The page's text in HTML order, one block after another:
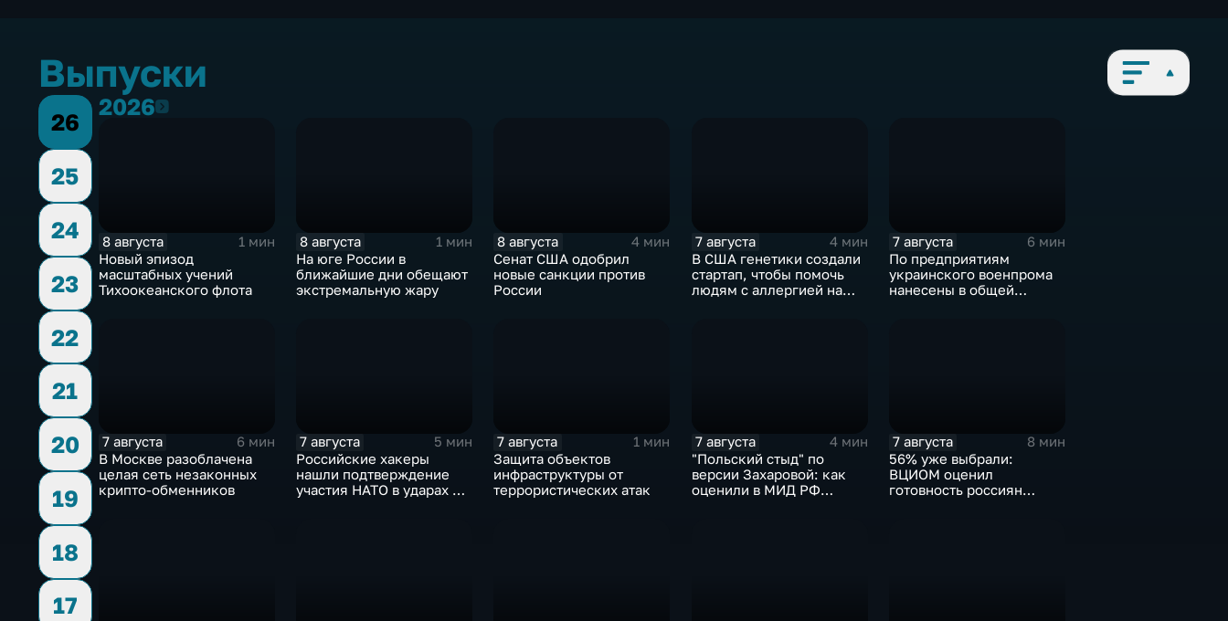
Выпуски
26
25
24
23
22
21
20
19
18
17
20262026
8 августа
1 мин
Новый эпизод
масштабных учений
Тихоокеанского флота
8 августа
1 мин
На юге России в
ближайшие дни обещают
экстремальную жару
8 августа
4 мин
Сенат США одобрил
новые санкции против
России
7 августа
4 мин
В США генетики создали
стартап, чтобы помочь
людям с аллергией на
7 августа
6 мин
По предприятиям
украинского военпрома
нанесены в общей
7 августа
6 мин
В Москве разоблачена
целая сеть незаконных
крипто-обменников
7 августа
5 мин
Российские хакеры
нашли подтверждение
участия НАТО в ударах по
7 августа
1 мин
Защита объектов
инфраструктуры от
террористических атак
7 августа
4 мин
"Польский стыд" по
версии Захаровой: как
оценили в МИД РФ
7 августа
8 мин
56% уже выбрали:
ВЦИОМ оценил
готовность россиян